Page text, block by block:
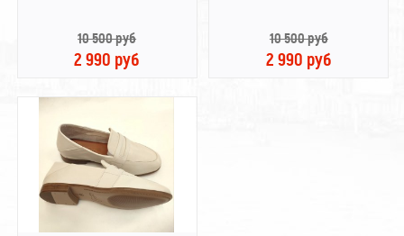
10 500 руб
2 990 руб
10 500 руб
2 990 руб